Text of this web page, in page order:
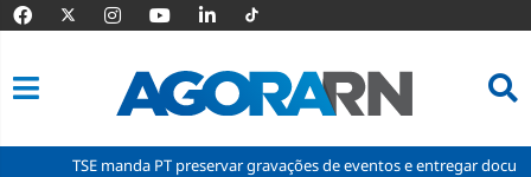
manda PT preservar gravações de eventos e entregar documentos à